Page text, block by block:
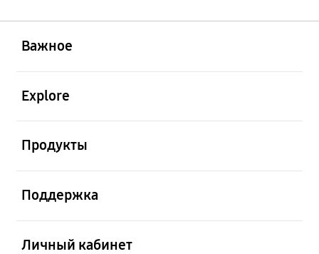
Важное
Explore
Продукты
Поддержка
Личный кабинет